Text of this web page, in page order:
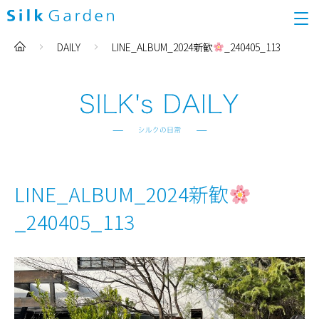
DAILY LINE_ALBUM_2024新歓 _240405_113
LINE_ALBUM_2024新歓
_240405_113